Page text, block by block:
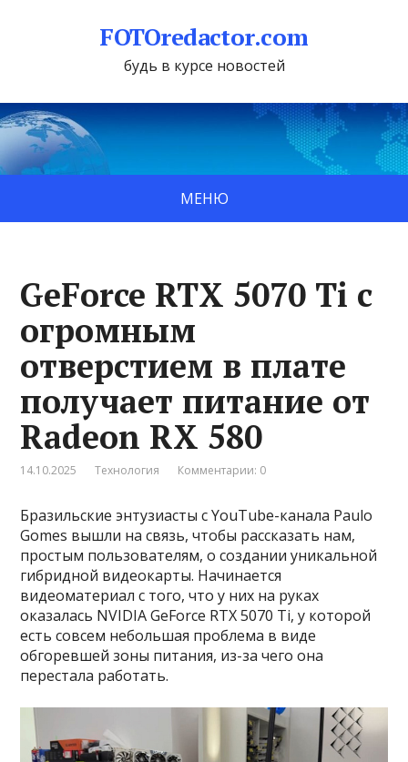
FOTOredactor.com
будь в курсе новостей
МЕНЮ
GeForce RTX 5070 Ti с
огромным
отверстием в плате
получает питание от
Radeon RX 580
14.10.2025 Технология Комментарии: 0
Бразильские энтузиасты с YouTube-канала Paulo
Gomes вышли на связь, чтобы рассказать нам,
простым пользователям, о создании уникальной
гибридной видеокарты. Начинается
видеоматериал с того, что у них на руках
оказалась NVIDIA GeForce RTX 5070 Ti, у которой
есть совсем небольшая проблема в виде
обгоревшей зоны питания, из-за чего она
перестала работать.